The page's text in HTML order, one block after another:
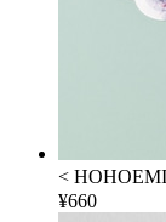
<
¥660